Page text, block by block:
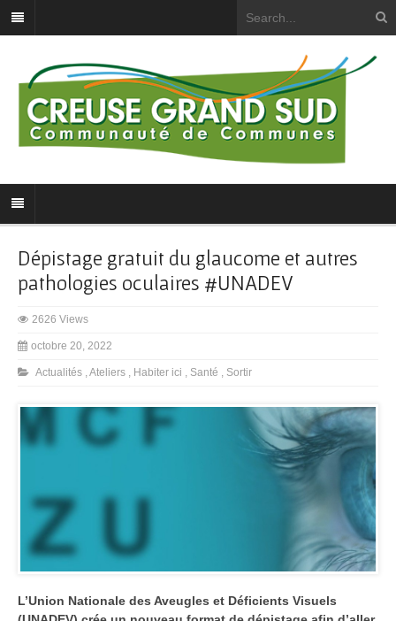
Dépistage gratuit du glaucome et autres
pathologies oculaires #UNADEV
2626 Views
octobre 20, 2022
Actualités ,Ateliers , Habiter ici , Santé , Sortir
L’Union Nationale des Aveugles et Déficients Visuels